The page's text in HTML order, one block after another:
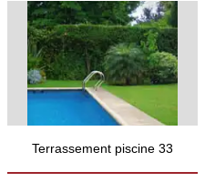
Terrassement piscine 33